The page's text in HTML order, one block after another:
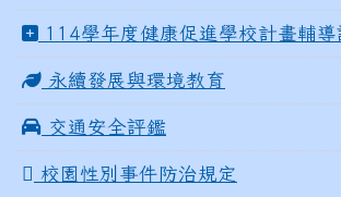
114學年度健康促進學校計畫輔導
永續發展與環境教育
交通安全評鑑
校園性別事件防治規定